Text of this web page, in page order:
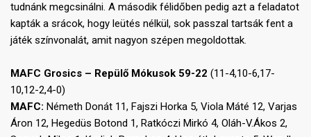
tudnánk megcsinálni. A második félidőben pedig azt a feladatot
kapták a srácok, hogy leütés nélkül, sok passzal tartsák fent a
játék színvonalát, amit nagyon szépen megoldottak.
MAFC Grosics – Repülő Mókusok 59-22 (11-4,10-6,17-
10,12-2,4-0)
MAFC: Németh Donát 11, Fajszi Horka 5, Viola Máté 12, Varjas
Áron 12, Hegedüs Botond 1, Ratkóczi Mirkó 4, Oláh-V.Ákos 2,